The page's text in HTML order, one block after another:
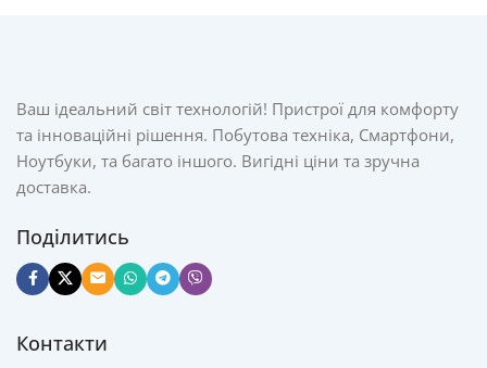
Ваш ідеальний світ технологій! Пристрої для комфорту
та інноваційні рішення. Побутова техніка, Смартфони,
Ноутбуки, та багато іншого. Вигідні ціни та зручна
доставка.
Поділитись
Контакти